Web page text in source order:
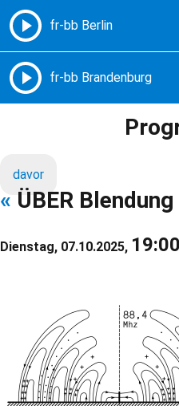
Freie Radios – Berlin
davor
« ÜBER Blendung
Dienstag, 07.10.2025, 19:00